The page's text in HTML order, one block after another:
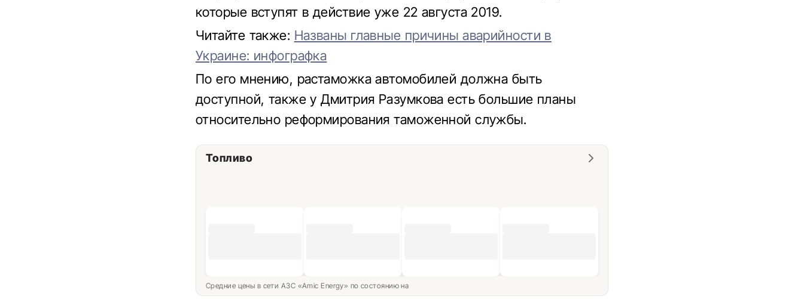
которые вступят в действие уже 22 августа 2019.
Читайте также: Названы главные причины аварийности в
Украине: инфографка
По его мнению, растаможка автомобилей должна быть
доступной, также у Дмитрия Разумкова есть большие планы
относительно реформирования таможенной службы.
Топливо
Средние цены в сети АЗС «Amic Energy» по состоянию на